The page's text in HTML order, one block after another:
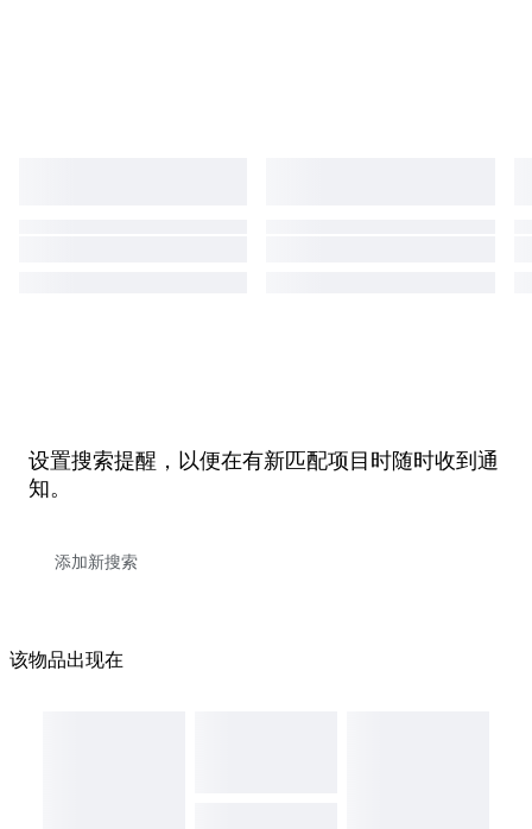
设置搜索提醒，以便在有新匹配项目时随时收到通
知。
该物品出现在